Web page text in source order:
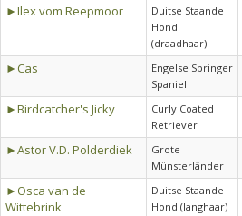
►Ilex vom Reepmoor
Duitse Staande
Hond
(draadhaar)
►Cas
Engelse Springer
Spaniel
►Birdcatcher's Jicky
Curly Coated
Retriever
►Astor V.D. Polderdiek
Grote
Münsterländer
►Osca van de
Wittebrink
Duitse Staande
Hond (langhaar)